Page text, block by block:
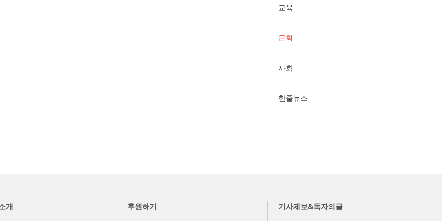
교육
문화
사회
한줄뉴스
개 후원하기 기사제보&독자의글